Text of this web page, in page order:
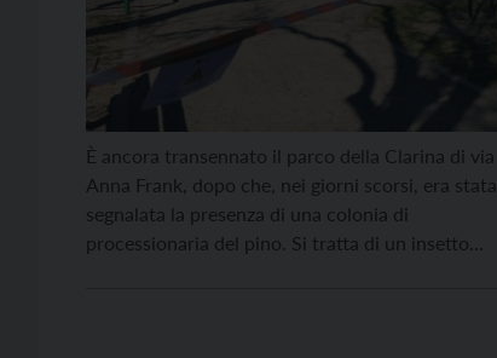
È ancora transennato il parco della Clarina di via
Anna Frank, dopo che, nei giorni scorsi, era stata
segnalata la presenza di una colonia di
processionaria del pino. Si tratta di un insetto